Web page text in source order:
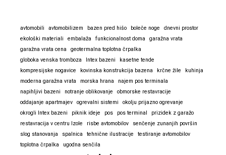
avtomobili avtomobilizem bazen pred hišo boleče noge
dnevni prostor
ekološki materiali
embalaža funkcionalnost doma
garažna vrata
garažna vrata cena
geotermalna toplotna črpalka
globoka venska tromboza
Intex bazeni
kasetne tende
kompresijske nogavice
kovinska konstrukcija bazena krčne žile
kuhinja
moderna garažna vrata
morska hrana
najem pos terminala
napihljivi bazeni
notranje oblikovanje
obmorske restavracije
oddajanje apartmajev
ogrevalni sistemi
okolju prijazno ogrevanje
okrogli Intex bazeni
piknik ideje pos pos terminal
prizidek z garažo
restavracija v centru Izole
risbe avtomobilov
senčenje zunanjih površin
slog stanovanja
spalnica tehnične ilustracije
testiranje avtomobilov
toplotna črpalka
ugodna senčila